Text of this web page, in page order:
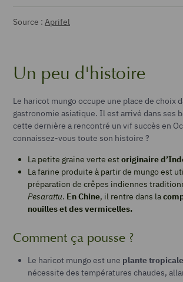
Source : Aprifel
Un peu d'histoire
Le haricot mungo occupe une place de choix
gastronomie asiatique. Il est arrivé dans ses
cette dernière a rencontré un vif succès en
connaissez-vous toute son histoire ?
La petite graine verte estoriginaire
La farine produite à partir de mungo est
préparation de crêpes indiennes
Pesarattu. En Chine, il rentre dans la
nouilles et des vermicelles.
Comment ça pousse ?
Le haricot mungo est une plante tropicale
nécessite des températures chaudes,